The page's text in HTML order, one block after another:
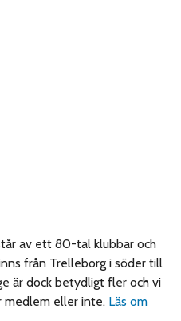
av ett 80-tal klubbar och
från Trelleborg i söder till
är dock betydligt fler och vi
medlem eller inte. Läs om